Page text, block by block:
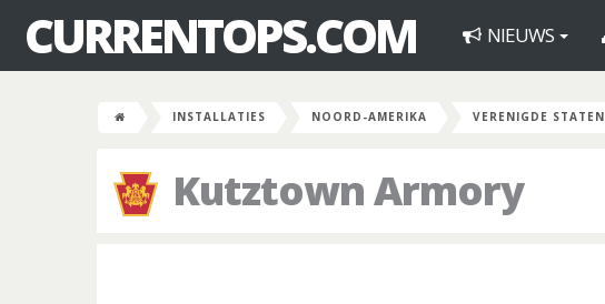
CURRENTOPS.COM NIEUWS
INSTALLATIES NOORD-AMERIKA VERENIGDE STATEN
Kutztown Armory